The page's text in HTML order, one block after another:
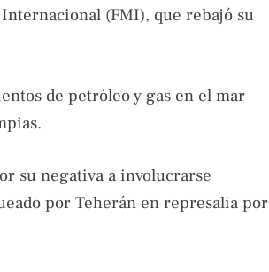
(FMI), que rebajó su
de petróleo y gas en el mar
su negativa a involucrarse
por Teherán en represalia por